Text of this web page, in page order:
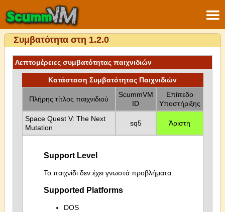
Συμβατότητα στη 1.2.0
Λεπτομέρειες συμβατότητας παιχνιδιών
Κατάσταση Συμβατότητας Παιχνιδιών
Πλήρης τίτλος παιχνιδιού
ScummVM
ID
Επίπεδο
Υποστήριξης
Space Quest V: The Next
Mutation
sq5 Άριστη
Support Level
Το παιχνίδι δεν έχει γνωστά προβλήματα.
Supported Platforms
DOS